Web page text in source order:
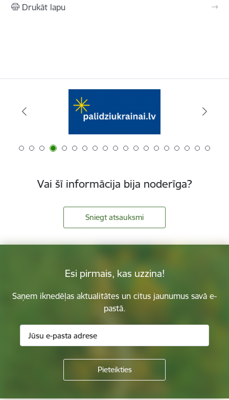
Drukāt lapu
Vai šī informācija bija noderīga?
Sniegt atsauksmi
Esi pirmais, kas uzzina!
Saņem iknedēļas aktualitātes un citus jaunumus savā e-
pastā.